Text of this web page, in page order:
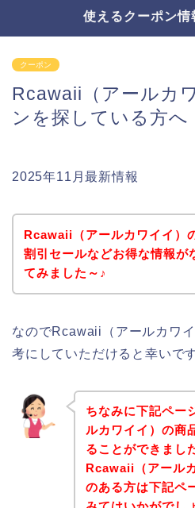
使えるクーポン情
クーポン
Rcawaii（アールカ
ンを探している方へ
2025年11月最新情報
Rcawaii（アールカワイイ）
割引セールなどお得な情報が
てみました～♪
なのでRcawaii（アールカワ
考にしていただけると幸いです
ちなみに下記ペー
ルカワイイ）の商
ることができまし
Rcawaii（アール
のある方は下記ペ